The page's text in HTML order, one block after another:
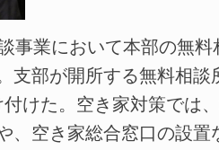
事業において本部の無料
支部が開所する無料相談
けた。空き家対策では
、空き家総合窓口の設置